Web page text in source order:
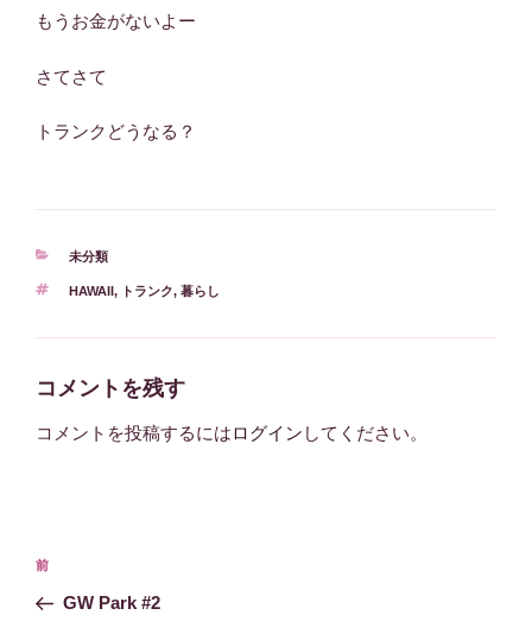
もうお金がないよー
さてさて
トランクどうなる？
カ
ゴ
ー
未分類
タ
HAWAII, トランク, 暮らし
コメントを残す
コメントを投稿するにはログイン してください。
投
ナ
過
去
前
GW Park #2